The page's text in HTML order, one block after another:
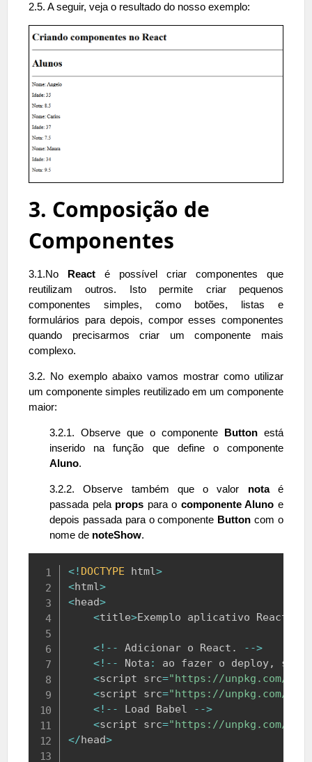
2.5. A seguir, veja o resultado do nosso exemplo:
3. Composição de
Componentes
3.1.No React é possível criar componentes que
reutilizam outros. Isto permite criar pequenos
componentes simples, como botões, listas e
formulários para depois, compor esses componentes
quando precisarmos criar um componente mais
complexo.
3.2. No exemplo abaixo vamos mostrar como utilizar
um componente simples reutilizado em um componente
maior:
3.2.1. Observe que o componente Button está
inserido na função que define o componente
Aluno.
3.2.2. Observe também que o valor notaé
passada pela props para o componente Aluno e
depois passada para o componente Button com o
nome de noteShow.
<! DOCTYPE html>
<html>
<head>
<title>Exemplo aplicativo React
<! -- Adicionar o React . -->
<! -- Nota : ao fazer o deploy,
<script src="https://unpkg.com/
<script src="https://unpkg.com/
<! -- Load Babel -->
<script src="https://unpkg.com/
</head>